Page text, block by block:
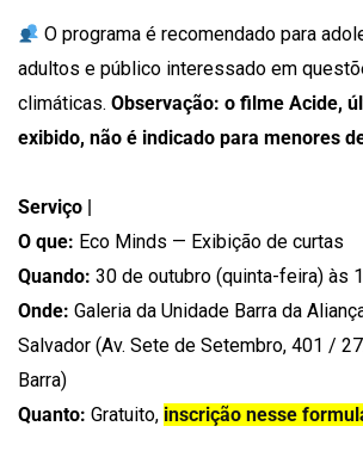
O programa é recomendado para
adultos e público interessado em
climáticas. Observação: o filme Acide,
exibido, não é indicado para menores
Serviço |
O que: Eco Minds — Exibição de curtas
Quando: 30 de outubro (quinta-feira) às
Onde: Galeria da Unidade Barra da
Salvador (Av. Sete de Setembro, 401 /
Barra)
Quanto: Gratuito, inscrição nesse